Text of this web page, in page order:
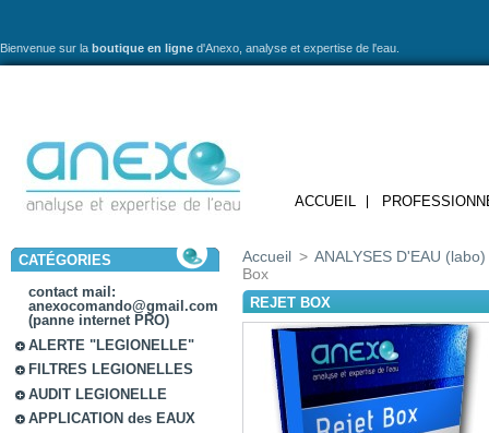
Bienvenue sur la boutique en ligne d'Anexo, analyse et expertise de l'eau.
ACCUEIL
CATÉGORIES
contact mail:
anexocomando@gmail.com
(panne internet PRO)
ALERTE "LEGIONELLE"
FILTRES LEGIONELLES
AUDIT LEGIONELLE
APPLICATION des EAUX
Accueil > ANALYSES D'EAU (labo)
Box
REJET BOX